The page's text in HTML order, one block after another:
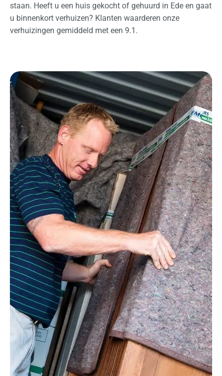
staan. Heeft u een huis gekocht of gehuurd in Ede en gaat
u binnenkort verhuizen? Klanten waarderen onze
verhuizingen gemiddeld met een 9.1.